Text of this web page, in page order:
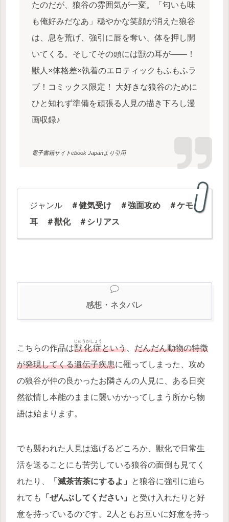
たのだが、狼谷の雰囲気が一変。「匂いも味
も俺好みだなあ」穏やかな笑顔が消えた狼谷
は、息を荒げ、強引に唇を奪い、体を押し開
いてくる。そしてその頭には獣の耳が――！
獣人×体格差×執着のエロティックもふもふラ
ブ！コミックス限定！ 大好きな狼谷のために
ひと知れず準備を頑張る人見の描き下ろし漫
画収録♪
電子書籍サイトebook Japanより引用
ジャンル
＃健気受け ＃強面攻め ＃ケモ
耳 ＃獣化 ＃シリアス
感想・ネタバレ
こちらの作品は獣化症
じゅうかしょう
という
だんだん動物の特徴
が発現してくる遺伝子疾患に罹ってしまった、攻め
の狼谷が仲の良かったお隣さんの人見に、ある日突
然欲情し本能のままに襲いかかってしまう所から物
語は始まります。
でも襲われた人見は逃げるどころか、獣化で日常生
活を送ることにも苦労している狼谷の面倒も見てく
れたり、
「滅茶苦茶にするよ」
と狼谷に強引に迫ら
れても
「ぜんぶしてください」
と受け入れたりと好
意を持っているのです。2人ともお互いに好意を持っ